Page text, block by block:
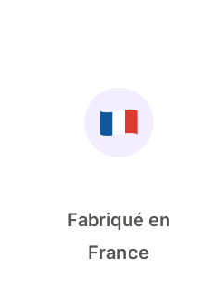
Fabriqué en
France